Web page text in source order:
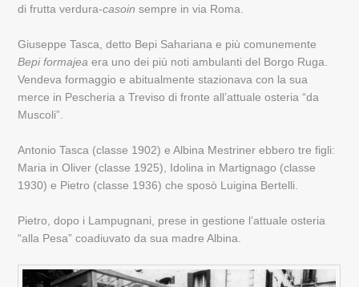
di frutta verdura-casoin sempre in via Roma.
Giuseppe Tasca, detto Bepi Sahariana e più comunemente
Bepi formajea era uno dei più noti ambulanti del Borgo Ruga.
Vendeva formaggio e abitualmente stazionava con la sua
merce in Pescheria a Treviso di fronte all’attuale osteria “da
Muscoli”.
Antonio Tasca (classe 1902) e Albina Mestriner ebbero tre figli:
Maria in Oliver (classe 1925), Idolina in Martignago (classe
1930) e Pietro (classe 1936) che sposò Luigina Bertelli.
Pietro, dopo i Lampugnani, prese in gestione l’attuale osteria
“alla Pesa” coadiuvato da sua madre Albina.